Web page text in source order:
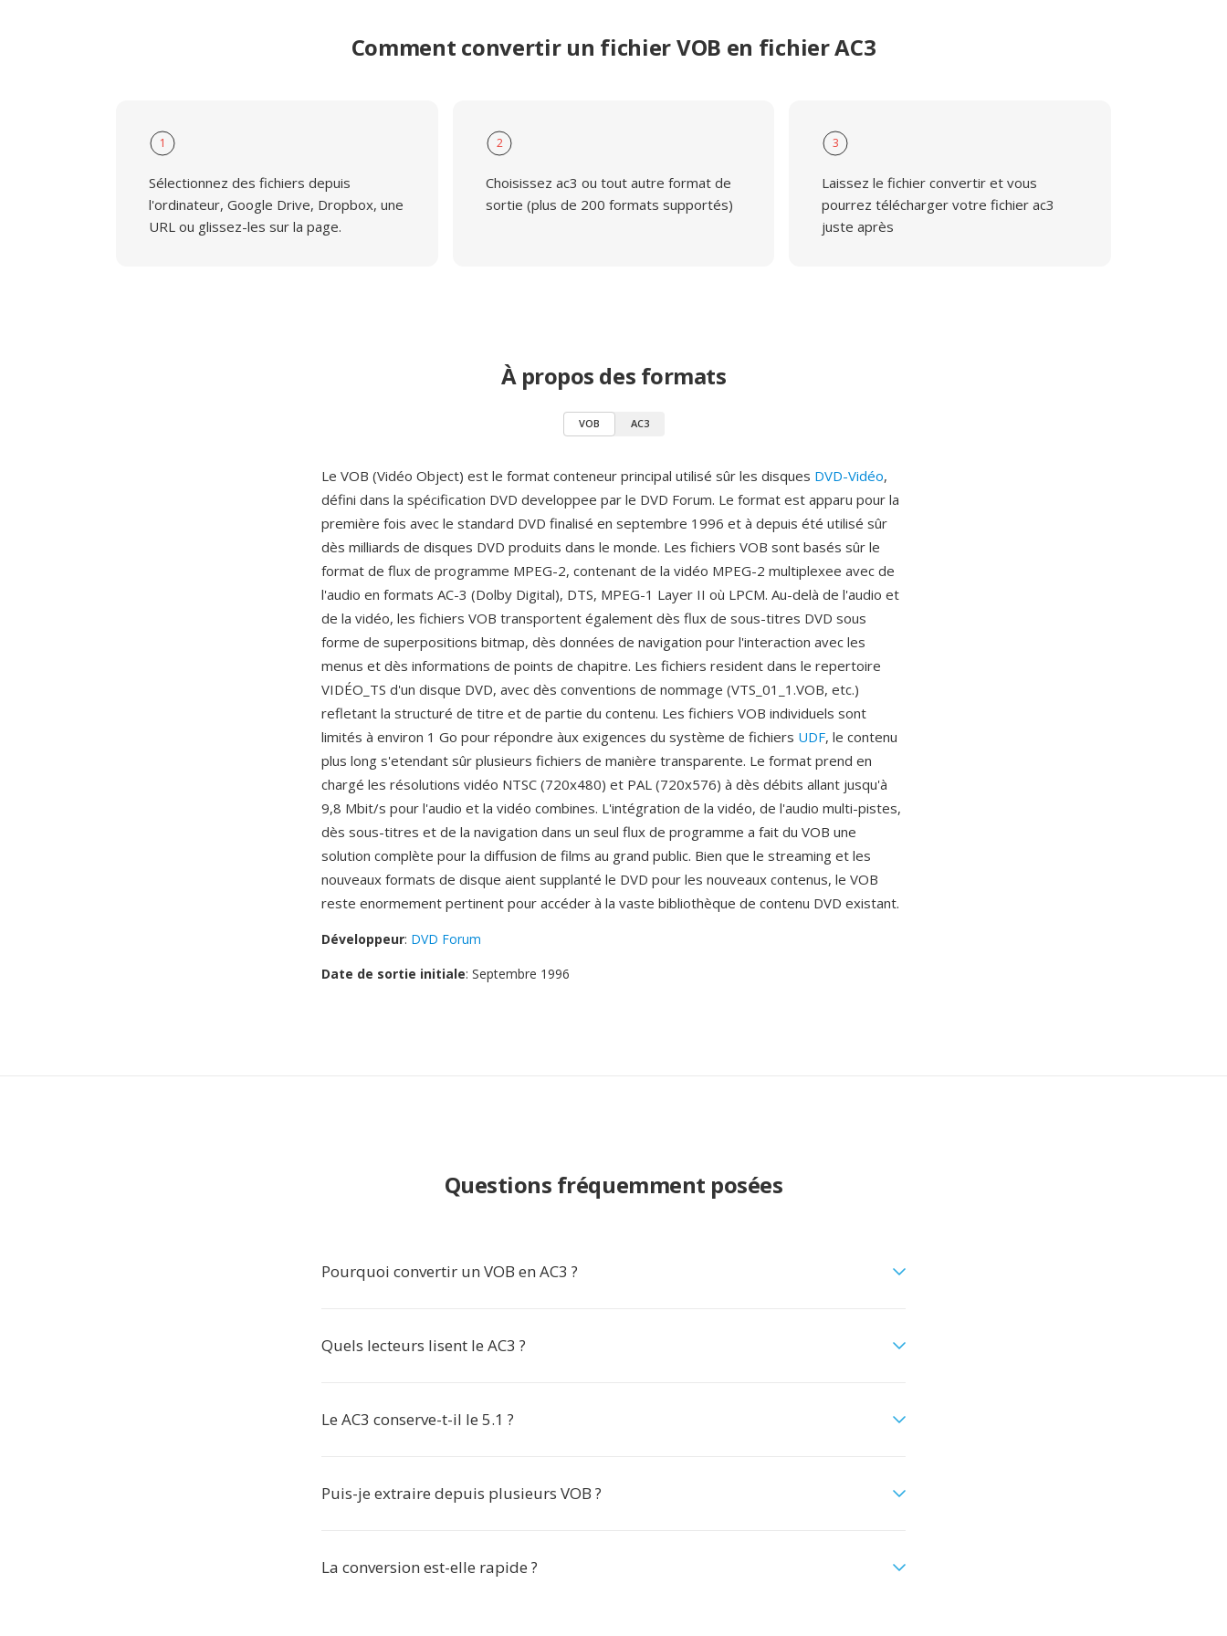
Comment convertir un fichier VOB en fichier AC3
1
Sélectionnez des fichiers depuis
l'ordinateur, Google Drive, Dropbox, une
URL ou glissez-les sur la page.
2
Choisissez ac3 ou tout autre format de
sortie (plus de 200 formats supportés)
3
Laissez le fichier convertir et vous
pourrez télécharger votre fichier ac3
juste après
À propos des formats
VOB AC3
Le VOB (Vidéo Object) est le format conteneur principal utilisé sûr les disques DVD-Vidéo,
défini dans la spécification DVD developpee par le DVD Forum. Le format est apparu pour la
première fois avec le standard DVD finalisé en septembre 1996 et à depuis été utilisé sûr
dès milliards de disques DVD produits dans le monde. Les fichiers VOB sont basés sûr le
format de flux de programme MPEG-2, contenant de la vidéo MPEG-2 multiplexee avec de
l'audio en formats AC-3 (Dolby Digital), DTS, MPEG-1 Layer II où LPCM. Au-delà de l'audio et
de la vidéo, les fichiers VOB transportent également dès flux de sous-titres DVD sous
forme de superpositions bitmap, dès données de navigation pour l'interaction avec les
menus et dès informations de points de chapitre. Les fichiers resident dans le repertoire
VIDÉO_TS d'un disque DVD, avec dès conventions de nommage (VTS_01_1.VOB, etc.)
refletant la structuré de titre et de partie du contenu. Les fichiers VOB individuels sont
limités à environ 1 Go pour répondre àux exigences du système de fichiers UDF, le contenu
plus long s'etendant sûr plusieurs fichiers de manière transparente. Le format prend en
chargé les résolutions vidéo NTSC (720x480) et PAL (720x576) à dès débits allant jusqu'à
9,8 Mbit/s pour l'audio et la vidéo combines. L'intégration de la vidéo, de l'audio multi-pistes,
dès sous-titres et de la navigation dans un seul flux de programme a fait du VOB une
solution complète pour la diffusion de films au grand public. Bien que le streaming et les
nouveaux formats de disque aient supplanté le DVD pour les nouveaux contenus, le VOB
reste enormement pertinent pour accéder à la vaste bibliothèque de contenu DVD existant.
Développeur: DVD Forum
Date de sortie initiale: Septembre 1996
Questions fréquemment posées
Pourquoi convertir un VOB en AC3 ?
Quels lecteurs lisent le AC3 ?
Le AC3 conserve-t-il le 5.1 ?
Puis-je extraire depuis plusieurs VOB ?
La conversion est-elle rapide ?